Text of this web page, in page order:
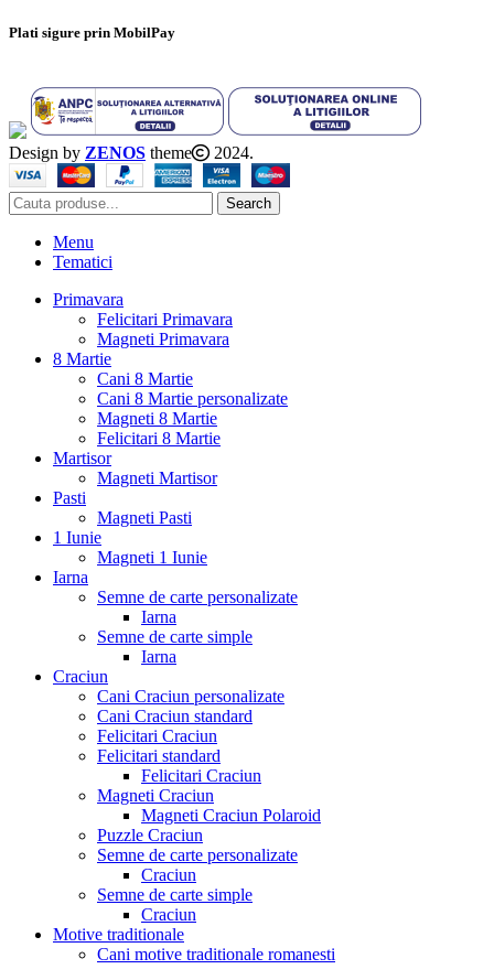
Plati sigure prin MobilPay
Design by ZENOS theme 2024.
Search
Menu
Tematici
Primavara
Felicitari Primavara
Magneti Primavara
8 Martie
Cani 8 Martie
Cani 8 Martie personalizate
Magneti 8 Martie
Felicitari 8 Martie
Martisor
Magneti Martisor
Pasti
Magneti Pasti
1 Iunie
Magneti 1 Iunie
Iarna
Semne de carte personalizate
Iarna
Semne de carte simple
Iarna
Craciun
Cani Craciun personalizate
Cani Craciun standard
Felicitari Craciun
Felicitari standard
Felicitari Craciun
Magneti Craciun
Magneti Craciun Polaroid
Puzzle Craciun
Semne de carte personalizate
Craciun
Semne de carte simple
Craciun
Motive traditionale
Cani motive traditionale romanesti